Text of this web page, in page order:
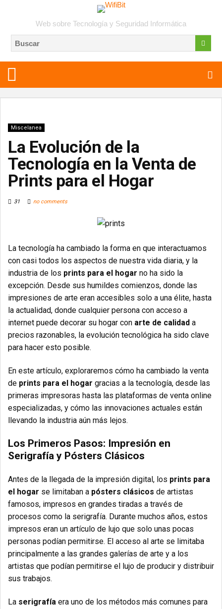
Web sobre Tecnología y Seguridad Informática
Miscelanea
La Evolución de la
Tecnología en la Venta de
Prints para el Hogar
31 no comments
La tecnología ha cambiado la forma en que interactuamos
con casi todos los aspectos de nuestra vida diaria, y la
industria de los prints para el hogar no ha sido la
excepción. Desde sus humildes comienzos, donde las
impresiones de arte eran accesibles solo a una élite, hasta
la actualidad, donde cualquier persona con acceso a
internet puede decorar su hogar con arte de calidad a
precios razonables, la evolución tecnológica ha sido clave
para hacer esto posible.
En este artículo, exploraremos cómo ha cambiado la venta
de prints para el hogar gracias a la tecnología, desde las
primeras impresoras hasta las plataformas de venta online
especializadas, y cómo las innovaciones actuales están
llevando la industria aún más lejos.
Los Primeros Pasos: Impresión en
Serigrafía y Pósters Clásicos
Antes de la llegada de la impresión digital, los prints para
el hogar se limitaban a pósters clásicos de artistas
famosos, impresos en grandes tiradas a través de
procesos como la serigrafía. Durante muchos años, estos
impresos eran un artículo de lujo que solo unas pocas
personas podían permitirse. El acceso al arte se limitaba
principalmente a las grandes galerías de arte y a los
artistas que podían permitirse el lujo de producir y distribuir
sus trabajos.
La serigrafía era uno de los métodos más comunes para